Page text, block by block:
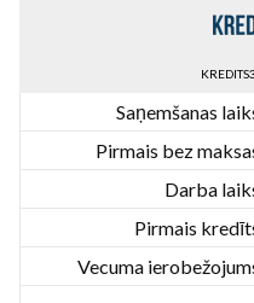
Saņemšanas
Pirmais bez
Darba
Pirmais
Vecuma